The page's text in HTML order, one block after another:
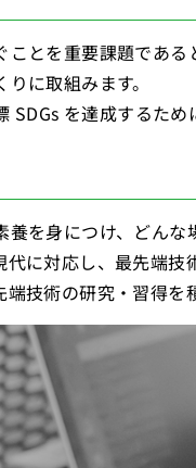
とを重要課題であ
に取組みます。
を達成するため
を身につけ、どん
に対応し、最先端
技術の研究・習得を